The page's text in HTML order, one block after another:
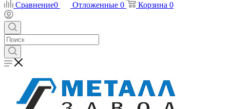
Сравнение0 Отложенные 0 Корзина 0